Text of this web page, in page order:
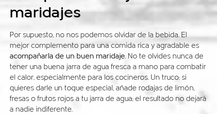
maridajes
Por supuesto, no nos podemos olvidar de la bebida. El
mejor complemento para una comida rica y agradable es
acompañarla de un buen maridaje. No te olvides nunca de
tener una buena jarra de agua fresca a mano para combatir
el calor, especialmente para los cocineros. Un truco: si
quieres darle un toque especial, añade rodajas de limón,
fresas o frutos rojos a tu jarra de agua; el resultado no dejará
a nadie indiferente.